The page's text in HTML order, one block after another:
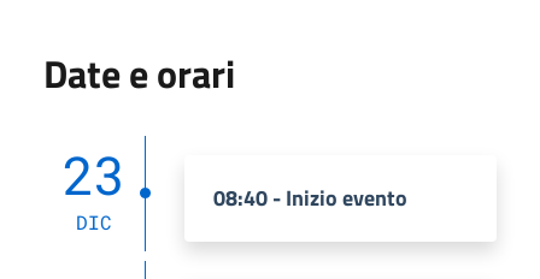
Date e orari
23
DIC
08:40 - Inizio evento